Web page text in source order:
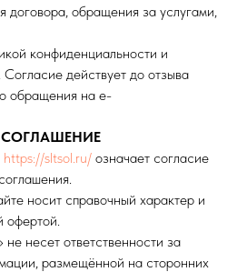
договора, обращения за услугами,
конфиденциальности и
действует до отзыва
обращения на e-
СОГЛАШЕНИЕ
https://sltsol.ru/ означает согласие
носит справочный характер и
офертой.
несет ответственности за
размещённой на сторонних